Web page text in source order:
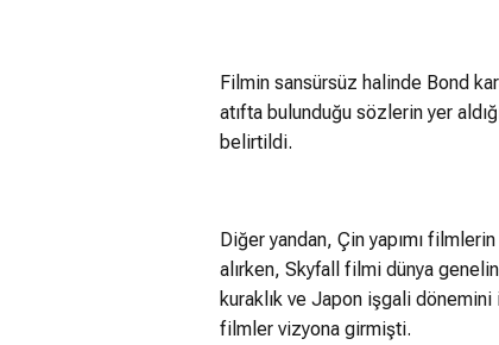
Filmin sansürsüz halinde Bond
atıfta bulunduğu sözlerin yer
belirtildi.
Diğer yandan, Çin yapımı
alırken, Skyfall filmi dünya
kuraklık ve Japon işgali
filmler vizyona girmişti.